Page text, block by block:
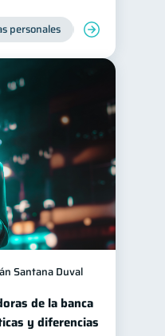
personales Educación
Santana Duval
de la banca
y diferencias